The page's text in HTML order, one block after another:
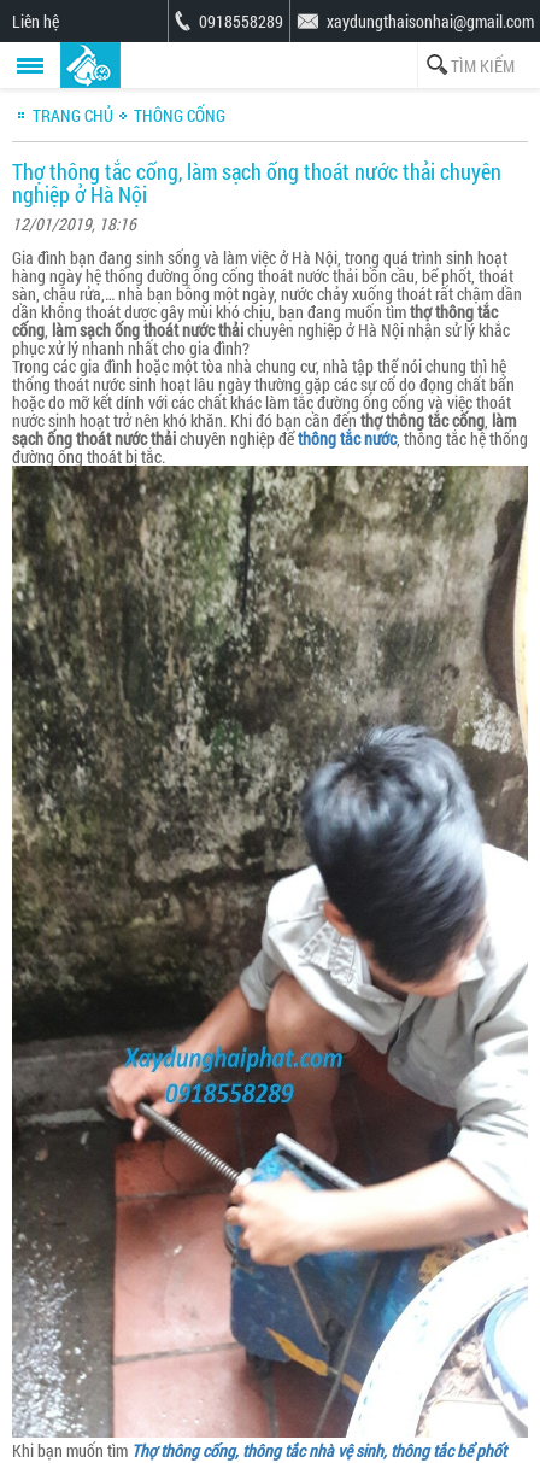
Liên hệ xaydungthaisonhai@gmail.com
0918558289
TRANG CHỦ THÔNG CỐNG
Thợ thông tắc cống, làm sạch ống thoát nước thải chuyên
nghiệp ở Hà Nội
12/01/2019, 18:16
Gia đình bạn đang sinh sống và làm việc ở Hà Nội, trong quá trình sinh hoạt
hàng ngày hệ thống đường ống cống thoát nước thải bồn cầu, bể phốt, thoát
sàn, chậu rửa,… nhà bạn bỗng một ngày, nước chảy xuống thoát rất chậm dần
dần không thoát dược gây mùi khó chịu, bạn đang muốn tìmthợ thông tắc
cống, làm sạch ống thoát nước thảichuyên nghiệp ở Hà Nội nhận sử lý khắc
phục xử lý nhanh nhất cho gia đình?
Trong các gia đình hoặc một tòa nhà chung cư, nhà tập thể nói chung thì hệ
thống thoát nước sinh hoạt lâu ngày thường gặp các sự cố do đọng chất bẩn
hoặc do mỡ kết dính với các chất khác làm tắc đường ống cống và việc thoát
nước sinh hoạt trở nên khó khăn. Khi đó bạn cần đếnthợ thông tắc cống, làm
sạch ống thoát nước thảichuyên nghiệp đểthông tắc nước, thông tắc hệ thống
đường ống thoát bị tắc.
Khi bạn muốn tìm Thợ thông cống, thông tắc nhà vệ sinh, thông tắc bể phốt